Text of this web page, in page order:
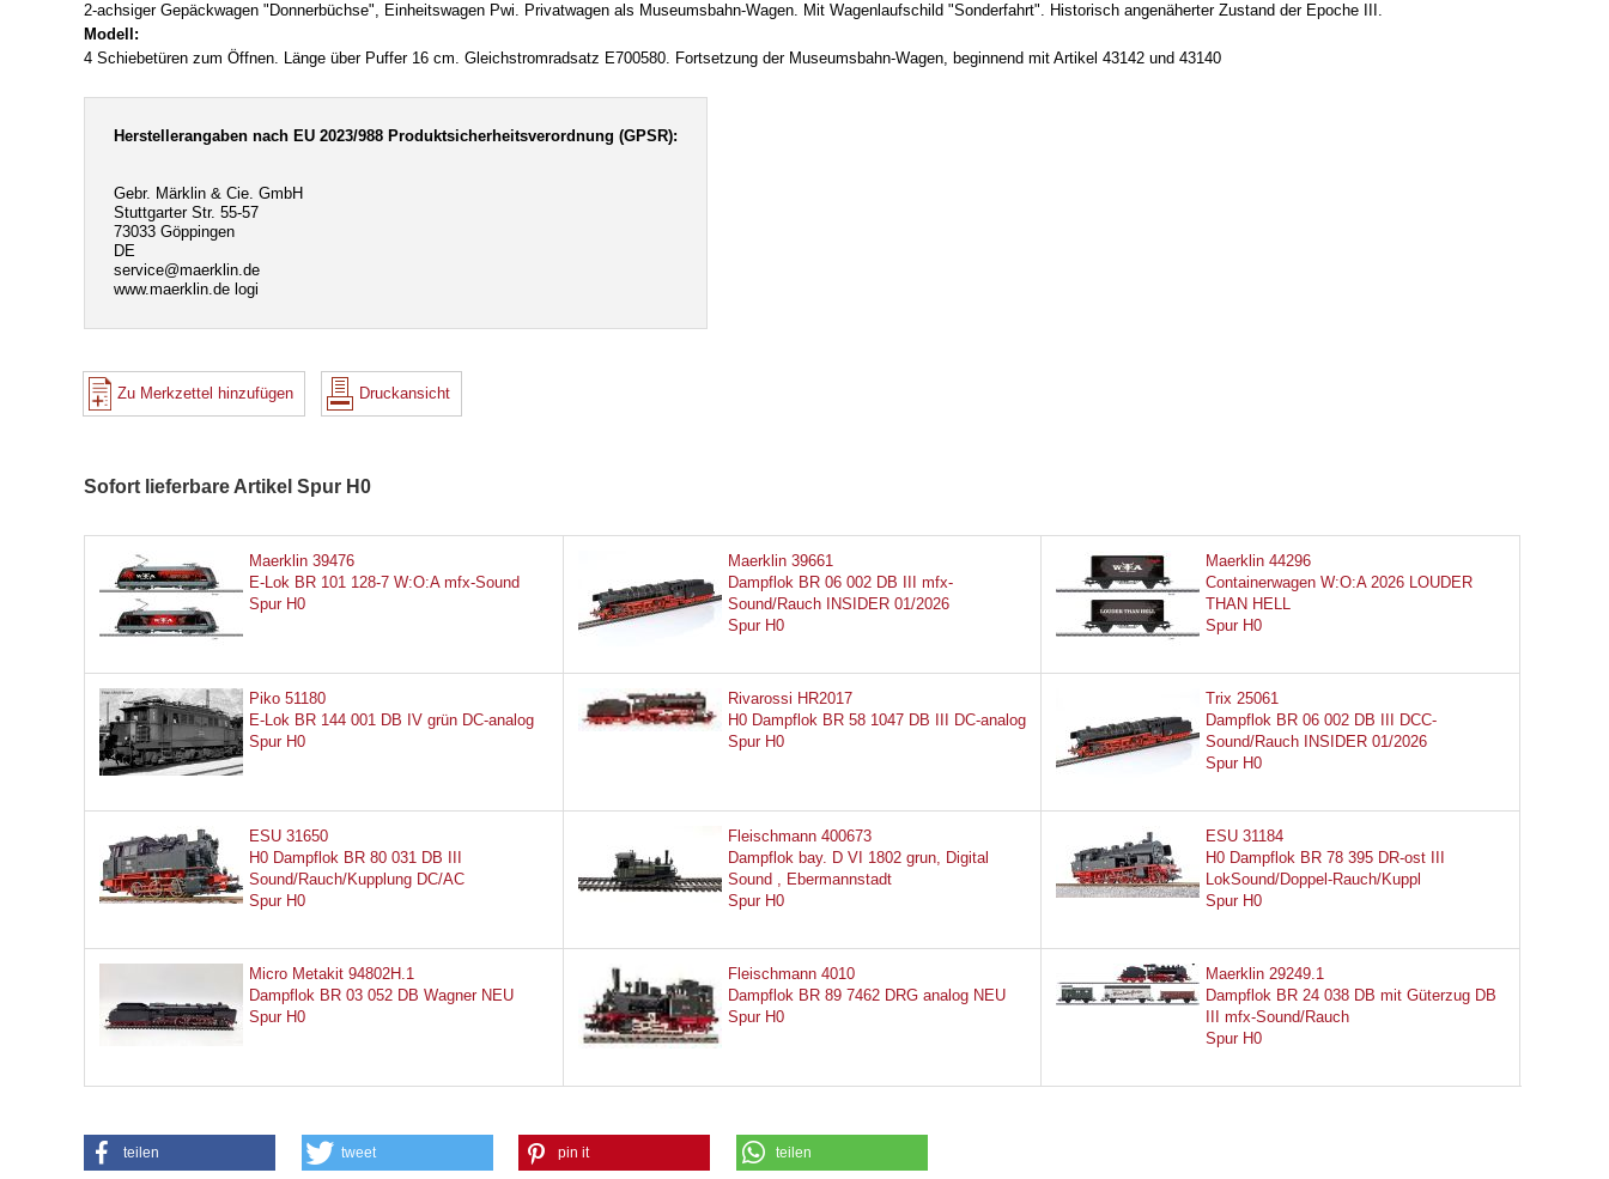
2-achsiger Gepäckwagen "Donnerbüchse", Einheitswagen Pwi. Privatwagen als Museumsbahn-Wagen. Mit Wagenlaufschild "Sonderfahrt". Historisch angenäherter Zustand der Epoche III.
Modell:
4 Schiebetüren zum Öffnen. Länge über Puffer 16 cm. Gleichstromradsatz E700580. Fortsetzung der Museumsbahn-Wagen, beginnend mit Artikel 43142 und 43140
Herstellerangaben nach EU 2023/988 Produktsicherheitsverordnung (GPSR):
Gebr. Märklin & Cie. GmbH
Stuttgarter Str. 55-57
73033 Göppingen
DE
service@maerklin.de
www.maerklin.de logi
Zu Merkzettel hinzufügen Druckansicht
Sofort lieferbare Artikel Spur H0
Maerklin 39476
E-Lok BR 101 128-7 W:O:A mfx-Sound
Spur H0
Maerklin 39661
Dampflok BR 06 002 DB III mfx-
Sound/Rauch INSIDER 01/2026
Spur H0
Maerklin 44296
Containerwagen W:O:A 2026 LOUDER
THAN HELL
Spur H0
Piko 51180
E-Lok BR 144 001 DB IV grün DC-analog
Spur H0
Rivarossi HR2017
H0 Dampflok BR 58 1047 DB III DC-analog
Spur H0
Trix 25061
Dampflok BR 06 002 DB III DCC-
Sound/Rauch INSIDER 01/2026
Spur H0
ESU 31650
H0 Dampflok BR 80 031 DB III
Sound/Rauch/Kupplung DC/AC
Spur H0
Fleischmann 400673
Dampflok bay. D VI 1802 grun, Digital
Sound , Ebermannstadt
Spur H0
ESU 31184
H0 Dampflok BR 78 395 DR-ost III
LokSound/Doppel-Rauch/Kuppl
Spur H0
Micro Metakit 94802H.1
Dampflok BR 03 052 DB Wagner NEU
Spur H0
Fleischmann 4010
Dampflok BR 89 7462 DRG analog NEU
Spur H0
Maerklin 29249.1
Dampflok BR 24 038 DB mit Güterzug DB
III mfx-Sound/Rauch
Spur H0
teilen tweet pin it teilen